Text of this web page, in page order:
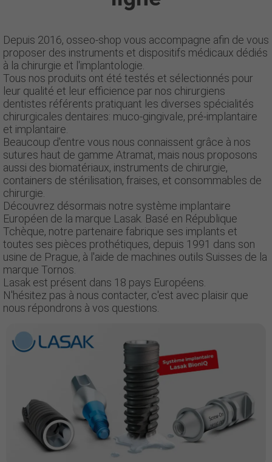
Depuis 2016, osseo-shop vous accompagne afin de vous
proposer des instruments et dispositifs médicaux dédiés
à la chirurgie et l'implantologie.
Tous nos produits ont été testés et sélectionnés pour
leur qualité et leur efficience par nos chirurgiens
dentistes référents pratiquant les diverses spécialités
chirurgicales dentaires: muco-gingivale, pré-implantaire
et implantaire.
Beaucoup d'entre vous nous connaissent grâce à nos
sutures haut de gamme Atramat, mais nous proposons
aussi des biomatériaux, instruments de chirurgie,
containers de stérilisation, fraises, et consommables de
chirurgie.
Découvrez désormais notre système implantaire
Européen de la marque Lasak. Basé en République
Tchèque, notre partenaire fabrique ses implants et
toutes ses pièces prothétiques, depuis 1991 dans son
usine de Prague, à l'aide de machines outils Suisses de la
marque Tornos.
Lasak est présent dans 18 pays Européens.
N'hésitez pas à nous contacter, c'est avec plaisir que
nous répondrons à vos questions.